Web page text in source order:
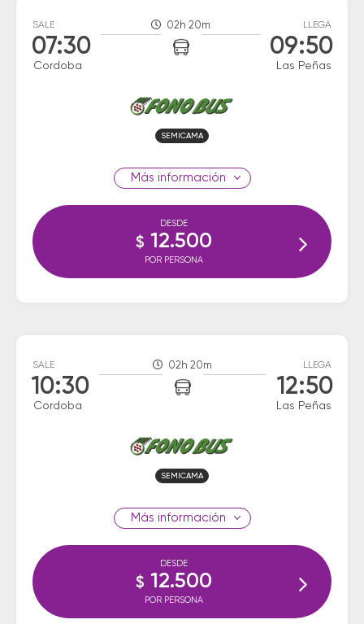
SALE
07:30
Cordoba
02h 20m LLEGA
09:50
Las Peñas
SEMICAMA
información
DESDE
$ 12.500
POR PERSONA
SALE
10:30
Cordoba
02h 20m LLEGA
12:50
Las Peñas
SEMICAMA
información
DESDE
$ 12.500
POR PERSONA